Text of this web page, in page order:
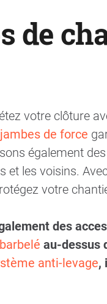
de
votre clôture
jambes de force
également des
et les voisins.
votre
des
au-dessus
anti-levage,